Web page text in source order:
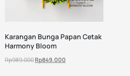
Karangan Bunga Papan Cetak
Harmony Bloom
Rp989.000Rp849.000